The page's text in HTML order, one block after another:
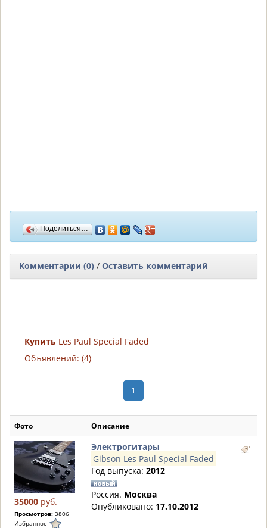
Поделиться…
Комментарии (0) / Оставить комментарий
Купить Les Paul Special Faded
Объявлений: (4)
1
Фото Описание
35000 руб.
Просмотров: 3806
Избранное
Электрогитары
Gibson Les Paul Special Faded
Год выпуска: 2012
Россия. Москва
Опубликовано: 17.10.2012